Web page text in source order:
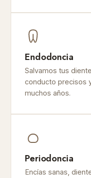
Endodoncia
Salvamos tus
conducto precisos
muchos años.
Periodoncia
Encías sanas,